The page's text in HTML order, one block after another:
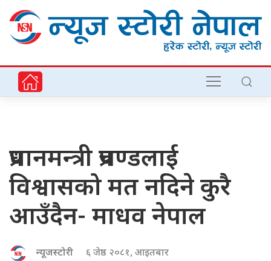
प्रधानमन्त्री प्रचण्डलाई
विश्वासको मत नदिने कुरै
आउँदैन- माधव नेपाल
न्यूजस्टोरी ६ जेष्ठ २०८१, आइतबार